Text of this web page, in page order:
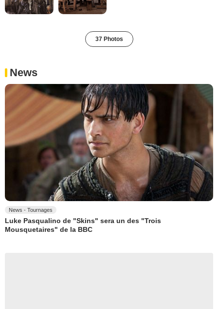
37 Photos
News
News - Tournages
Luke Pasqualino de "Skins" sera un des "Trois
Mousquetaires" de la BBC